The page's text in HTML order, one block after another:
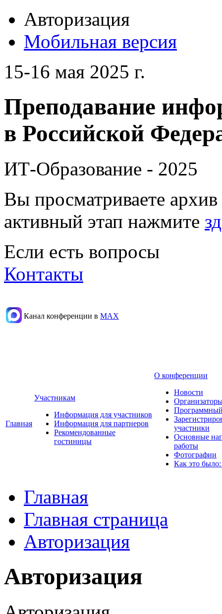
Авторизация
Мобильная версия
15-16 мая 2025 г.
Преподавание
в Российской
ИТ-Образование - 2025
Вы просматриваете
активный этап нажмите
Если есть вопросы
Контакты
Канал конференции в МАХ
Главная
Участникам
Информация для участников
Информация для партнеров
Рекомендованные
гостиницы
О конференции
Новости
участники
Основные
работы
Фотографии
Как это
Главная
Главная страница
Авторизация
Авторизация